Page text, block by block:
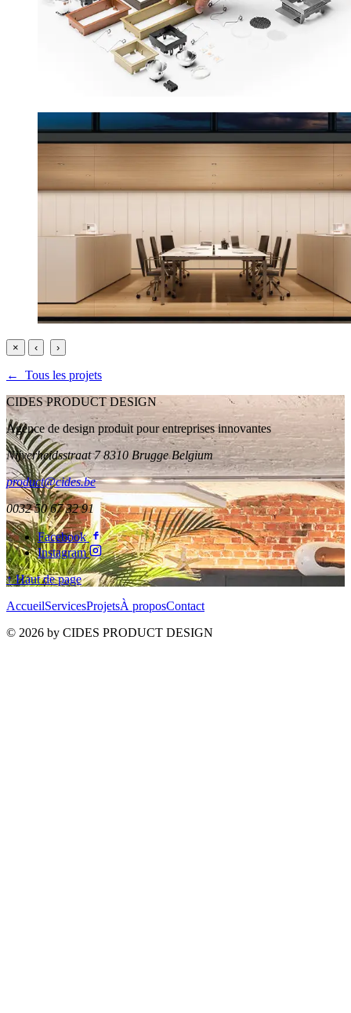
× ‹ ›
← Tous les projets
CIDES PRODUCT DESIGN
Agence de design produit pour entreprises innovantes
Nijverheidsstraat 7 8310 Brugge Belgium
product@cides.be
0032 50 67 32 91
Facebook
Instagram
↑ Haut de page
AccueilServicesProjetsÀ proposContact
© 2026 by CIDES PRODUCT DESIGN